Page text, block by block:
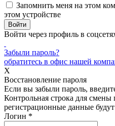
Запомнить меня на этом
этом устройстве
Войти через профиль в
Забыли пароль?
обратитесь в офис нашей
X
Восстановление пароля
Если вы забыли пароль,
Контрольная строка для смены
регистрационные данные
Логин *